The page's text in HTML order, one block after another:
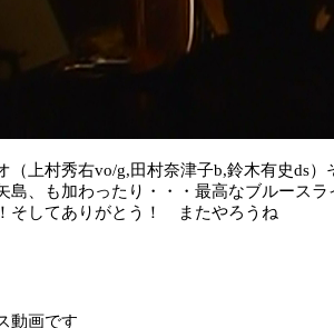
（上村秀右vo/g,田村奈津子b,鈴木有史ds
島、も加わったり・・・最高なブルース
そしてありがとう！ またやろうね
動画です